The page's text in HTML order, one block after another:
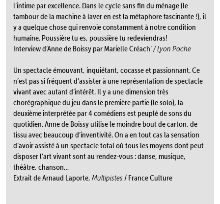
l’intime par excellence. Dans le cycle sans fin du ménage (le
tambour de la machine à laver en est la métaphore fascinante !), il
y a quelque chose qui renvoie constamment à notre condition
humaine. Poussière tu es, poussière tu redeviendras!
Interview d’Anne de Boissy par Marielle Créach’/ Lyon Poche
Un spectacle émouvant, inquiétant, cocasse et passionnant. Ce
n’est pas si fréquent d’assister à une représentation de spectacle
vivant avec autant d’intérêt. Il y a une dimension très
chorégraphique du jeu dans le première partie (le solo), la
deuxième interprétée par 4 comédiens est peuplé de sons du
quotidien. Anne de Boissy utilise le moindre bout de carton, de
tissu avec beaucoup d’inventivité. On a en tout cas la sensation
d’avoir assisté à un spectacle total où tous les moyens dont peut
disposer l’art vivant sont au rendez-vous : danse, musique,
théâtre, chanson…
Extrait de Arnaud Laporte, Multipistes/ France Culture